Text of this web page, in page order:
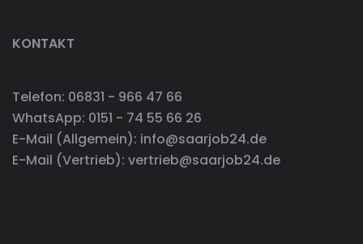
KONTAKT
Telefon: 06831 - 966 47 66
WhatsApp: 0151 - 74 55 66 26
E-Mail (Allgemein): info@saarjob24.de
E-Mail (Vertrieb): vertrieb@saarjob24.de